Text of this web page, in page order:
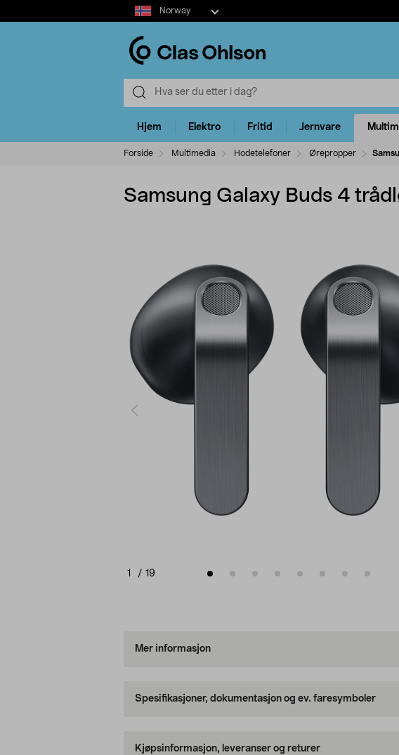
Select
market
Norway
Hjem Elektro Fritid Jernvare
Forside Multimedia Hodetelefoner Ørepropper
Samsung Galaxy Buds 4
1 / 19
Mer informasjon
Spesifikasjoner, dokumentasjon og ev. faresymboler
Kjøpsinformasjon, leveranser og returer